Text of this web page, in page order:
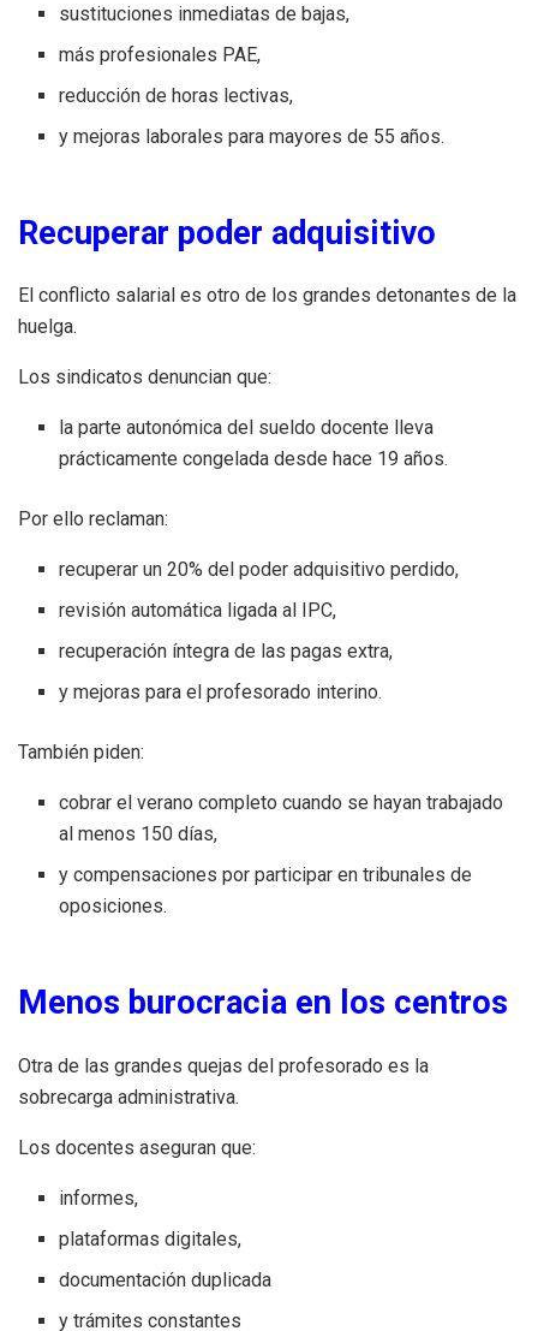
sustituciones inmediatas de bajas,
más profesionales PAE,
reducción de horas lectivas,
y mejoras laborales para mayores de 55 años.
Recuperar poder adquisitivo
El conflicto salarial es otro de los grandes detonantes de la
huelga.
Los sindicatos denuncian que:
la parte autonómica del sueldo docente lleva
prácticamente congelada desde hace 19 años.
Por ello reclaman:
recuperar un 20% del poder adquisitivo perdido,
revisión automática ligada al IPC,
recuperación íntegra de las pagas extra,
y mejoras para el profesorado interino.
También piden:
cobrar el verano completo cuando se hayan trabajado
al menos 150 días,
y compensaciones por participar en tribunales de
oposiciones.
Menos burocracia en los centros
Otra de las grandes quejas del profesorado es la
sobrecarga administrativa.
Los docentes aseguran que:
informes,
plataformas digitales,
documentación duplicada
y trámites constantes